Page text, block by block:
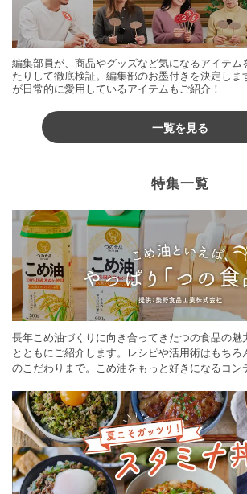
編集部員が、商品やグッズなど気になるアイテム
たりして徹底検証。編集部のお墨付きを決定しま
が日常的に愛用しているアイテムもご紹介！
一覧を見る
特集一覧
長年こめ油づくりに向き合ってきたつの食品の魅
とともにご紹介します。レシピや活用術はもち
のこだわりまで。こめ油をもっと好きになるコン